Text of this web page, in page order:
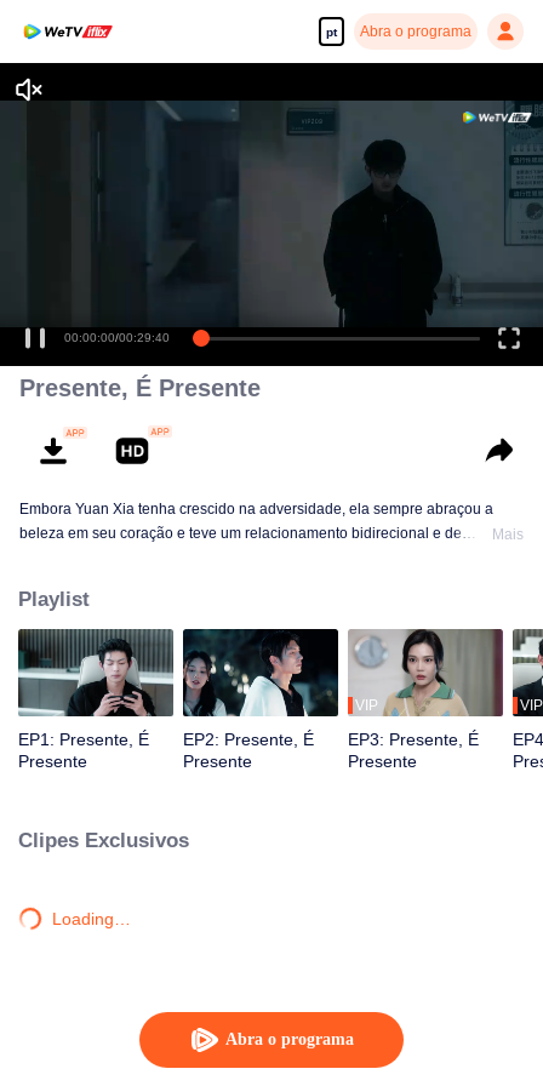
pt Abra o programa
Abra o programa
00:00:00/00:29:40
Presente, É Presente
Embora Yuan Xia tenha crescido na adversidade, ela sempre abraçou a
beleza em seu coração e teve um relacionamento bidirecional e de
Mais
Playlist
EP1: Presente, É
Presente
EP2: Presente, É
Presente
VIP
EP3: Presente, É
Presente
VIP
Clipes Exclusivos
Loading…